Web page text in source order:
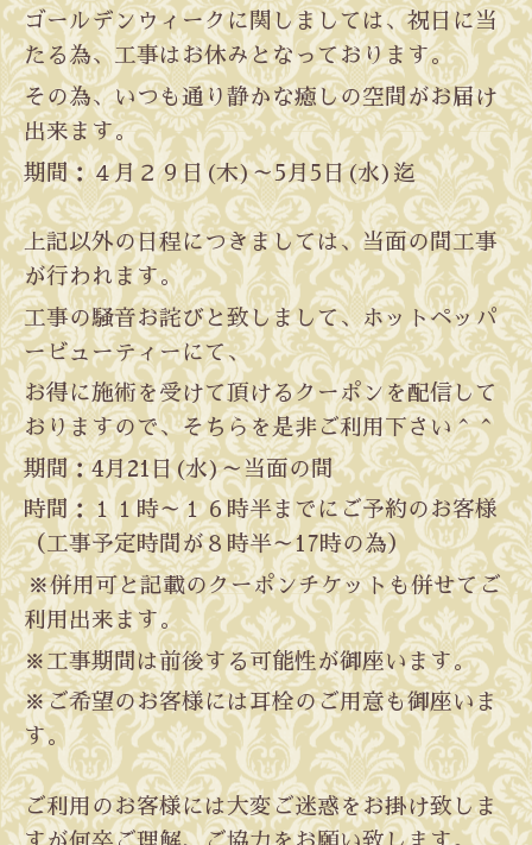
ゴールデンウィークに関しましては、祝日に当
たる為、工事はお休みとなっております。
その為、いつも通り静かな癒しの空間がお届け
出来ます。
期間：４月２９日(木)～5月5日(水)迄
上記以外の日程につきましては、当面の間工事
が行われます。
工事の騒音お詫びと致しまして、ホットペッパ
ービューティーにて、
お得に施術を受けて頂けるクーポンを配信して
おりますので、そちらを是非ご利用下さい＾＾
期間：4月21日(水)～当面の間
時間：１１時～１６時半までにご予約のお客様
（工事予定時間が８時半～17時の為）
※併用可と記載のクーポンチケットも併せてご
利用出来ます。
※工事期間は前後する可能性が御座います。
※ご希望のお客様には耳栓のご用意も御座いま
す。
ご利用のお客様には大変ご迷惑をお掛け致しま
すが何卒ご理解、ご協力をお願い致します。